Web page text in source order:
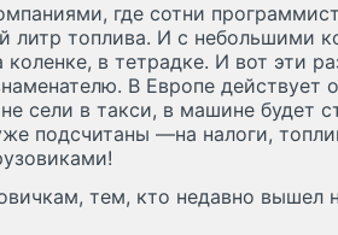
где сотни
литр топлива. И с небольшими
коленке, в тетрадке. И вот эти
В Европе действует
сели в такси, в машине будет
подсчитаны —на налоги,
тем, кто недавно вышел